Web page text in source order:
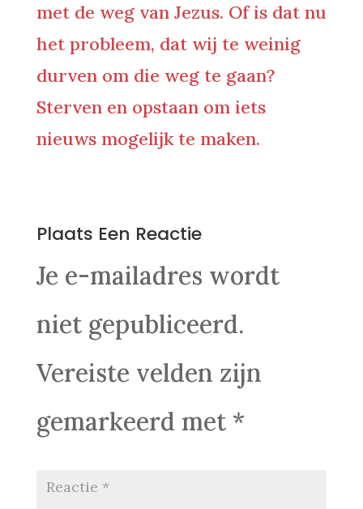
met de weg van Jezus. Of is dat nu
het probleem, dat wij te weinig
durven om die weg te gaan?
Sterven en opstaan om iets
nieuws mogelijk te maken.
Plaats Een Reactie
Je e-mailadres wordt
niet gepubliceerd.
Vereiste velden zijn
gemarkeerd met *